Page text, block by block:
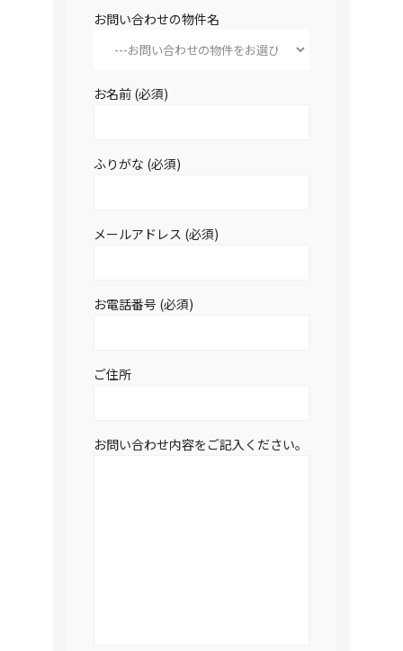
お問い合わせの物件名
お名前 (必須)
ふりがな (必須)
メールアドレス (必須)
お電話番号 (必須)
ご住所
お問い合わせ内容をご記入ください。